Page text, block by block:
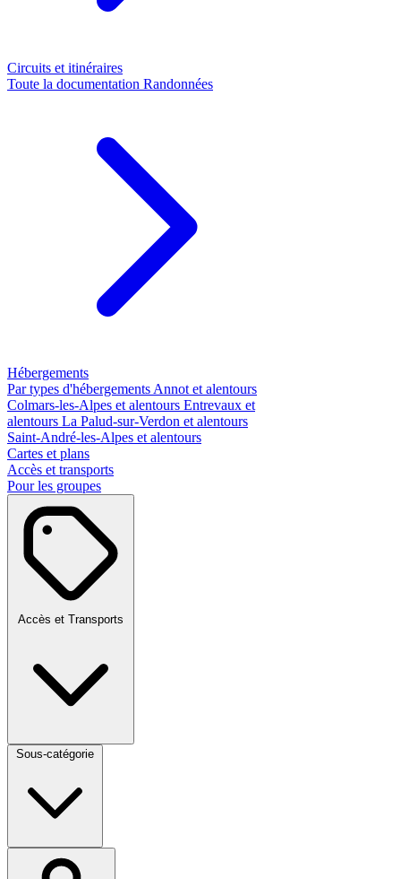
Circuits et itinéraires
Toute la documentation Randonnées
Hébergements
Par types d'hébergements Annot et alentours
Colmars-les-Alpes et alentours Entrevaux et
alentours La Palud-sur-Verdon et alentours
Saint-André-les-Alpes et alentours
Cartes et plans
Accès et transports
Pour les groupes
Accès et Transports
Sous-catégorie